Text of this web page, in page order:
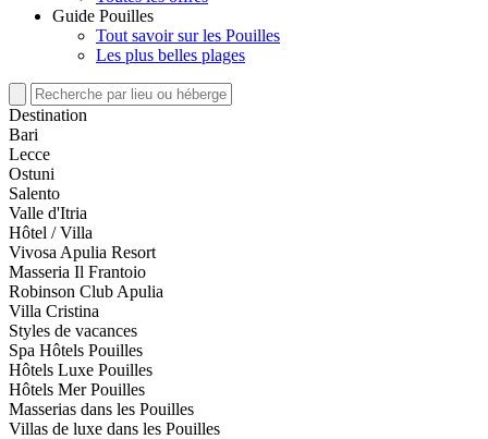
Guide Pouilles
Tout savoir sur les Pouilles
Les plus belles plages
Destination
Bari
Lecce
Ostuni
Salento
Valle d'Itria
Hôtel / Villa
Vivosa Apulia Resort
Masseria Il Frantoio
Robinson Club Apulia
Villa Cristina
Styles de vacances
Spa Hôtels Pouilles
Hôtels Luxe Pouilles
Hôtels Mer Pouilles
Masserias dans les Pouilles
Villas de luxe dans les Pouilles